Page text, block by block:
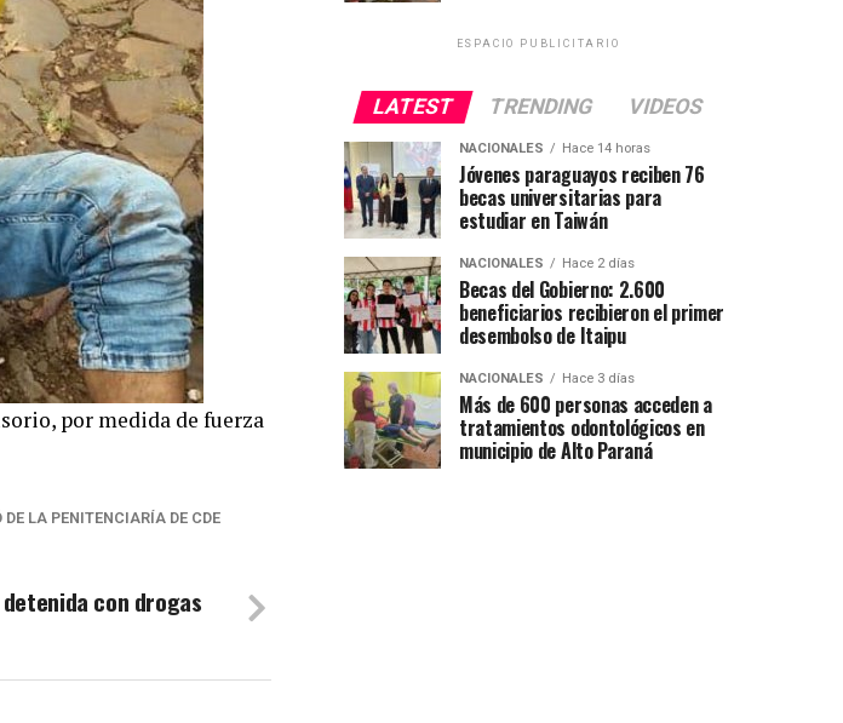
por medida de fuerza
LA PENITENCIARÍA DE CDE
con drogas
ESPACIO PUBLICITARIO
LATEST TRENDING VIDEOS
NACIONALES Hace 14 horas
Jóvenes paraguayos reciben 76
becas universitarias para
estudiar en Taiwán
NACIONALES Hace 2 días
Becas del Gobierno: 2.600
beneficiarios recibieron el primer
desembolso de Itaipu
NACIONALES Hace 3 días
Más de 600 personas acceden a
tratamientos odontológicos en
municipio de Alto Paraná